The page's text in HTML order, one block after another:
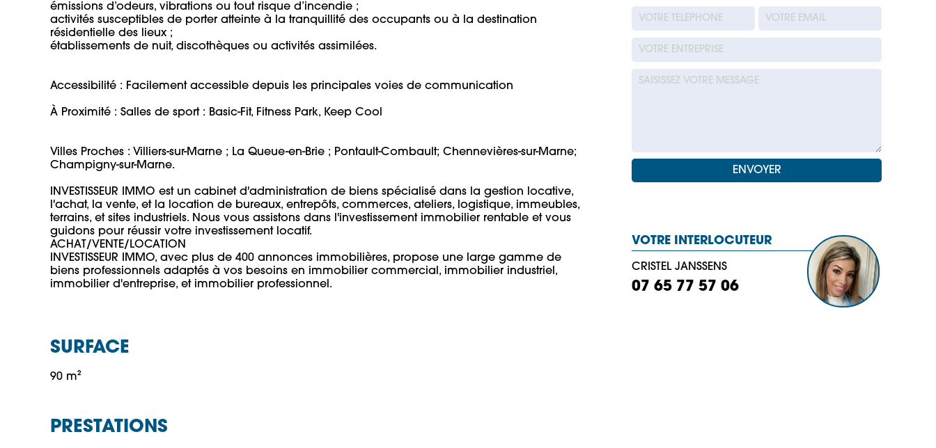
émissions d’odeurs, vibrations ou tout risque d’incendie ;
activités susceptibles de porter atteinte à la tranquillité des occupants ou à la destination
résidentielle des lieux ;
établissements de nuit, discothèques ou activités assimilées.
Accessibilité : Facilement accessible depuis les principales voies de communication
À Proximité : Salles de sport : Basic-Fit, Fitness Park, Keep Cool
Villes Proches : Villiers-sur-Marne ; La Queue-en-Brie ; Pontault-Combault; Chennevières-sur-Marne;
Champigny-sur-Marne.
INVESTISSEUR IMMO est un cabinet d'administration de biens spécialisé dans la gestion locative,
l'achat, la vente, et la location de bureaux, entrepôts, commerces, ateliers, logistique, immeubles,
terrains, et sites industriels. Nous vous assistons dans l'investissement immobilier rentable et vous
guidons pour réussir votre investissement locatif.
ACHAT/VENTE/LOCATION
INVESTISSEUR IMMO, avec plus de 400 annonces immobilières, propose une large gamme de
biens professionnels adaptés à vos besoins en immobilier commercial, immobilier industriel,
SURFACE
90 m²
PRESTATIONS
VOTRE INTERLOCUTEUR
CRISTEL JANSSENS
07 65 77 57 06